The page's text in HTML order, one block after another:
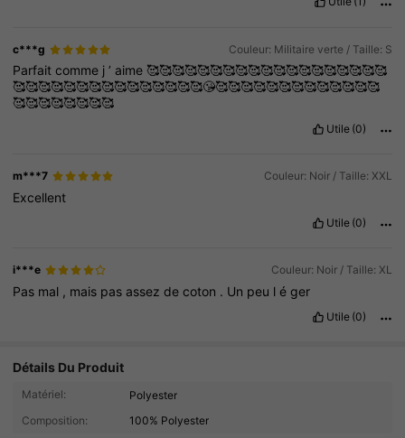
c***g Couleur: Militaire verte / Taille: S
Parfaitcomme j’ aime 🥰🥰🥰🥰🥰🥰🥰🥰🥰🥰🥰🥰🥰🥰🥰🥰🥰🥰🥰
🥰🥰🥰🥰🥰🥰🥰🥰🥰🥰🥰🥰🥰🥰🥰😘🥰🥰🥰🥰🥰🥰🥰🥰🥰🥰🥰🥰🥰
🥰🥰🥰🥰🥰🥰🥰🥰
Utile (0)
m***7 Couleur: Noir / Taille: XXL
Excellent
Utile (0)
i***e Couleur: Noir / Taille: XL
Pas mal , mais pas assezdecoton . Un peu léger
Utile (0)
Détails Du Produit
Matériel:
Polyester
Composition:
100% Polyester
583 Suiveurs
583 Suiveurs